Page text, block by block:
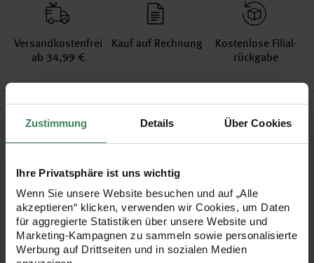
Zustimmung Details Über Cookies
Ihre Privatsphäre ist uns wichtig
Wenn Sie unsere Website besuchen und auf „Alle
akzeptieren“ klicken, verwenden wir Cookies, um Daten
für aggregierte Statistiken über unsere Website und
Marketing-Kampagnen zu sammeln sowie personalisierte
Werbung auf Drittseiten und in sozialen Medien
Versand­kosten­frei
ab 34,99 €
Kauf auf Rechnung
Kosten­lose Filial­
rückgabe
Produktinformation
Material
Grammatur 50g
Lauflänge in m 215
Maschenprobe 24M und 30R = 10x10cm
Nadelstärke in mm
Verbrauch Gr. 38/40 = ca. 300-350g